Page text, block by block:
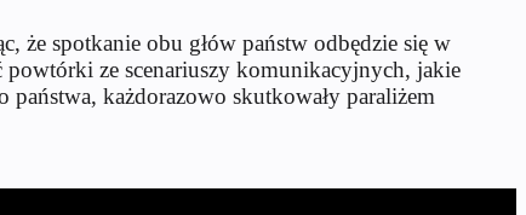
że spotkanie obu głów państw odbędzie się w
powtórki ze scenariuszy komunikacyjnych, jakie
każdorazowo skutkowały paraliżem